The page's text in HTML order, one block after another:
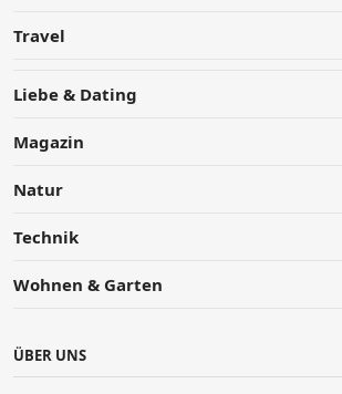
Travel
Liebe & Dating
Magazin
Natur
Technik
Wohnen & Garten
ÜBER UNS